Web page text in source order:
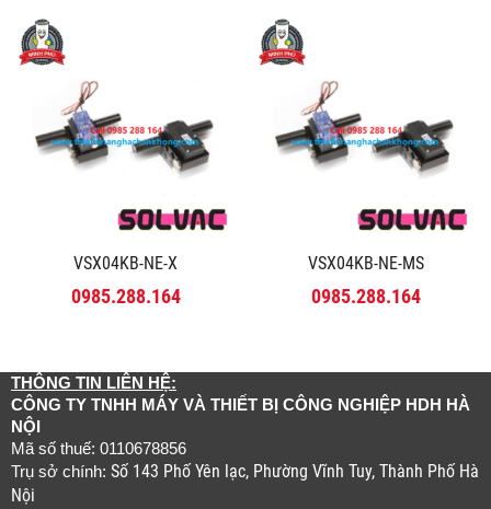
VSX04KB-NE-X
0985.288.164
VSX04KB-NE-MS
0985.288.164
THÔNG TIN LIÊN HỆ:
CÔNG TY TNHH MÁY VÀ THIẾT BỊ CÔNG NGHIỆP HDH HÀ
NỘI
Mã số thuế: 0110678856
Trụ sở chính: Số 143 Phố Yên lạc, Phường Vĩnh Tuy, Thành Phố Hà
Nội